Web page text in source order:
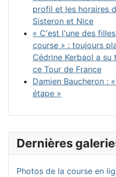
Dernières
Photos de la course en
profil et les horaires
Sisteron et Nice
« C'est l'une des
course » : toujours
Cédrine Kerbaol a
ce Tour de France
Damien Baucheron :
étape »